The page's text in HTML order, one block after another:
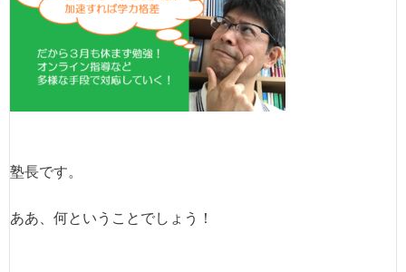
塾長です。
ああ、何ということでしょう！